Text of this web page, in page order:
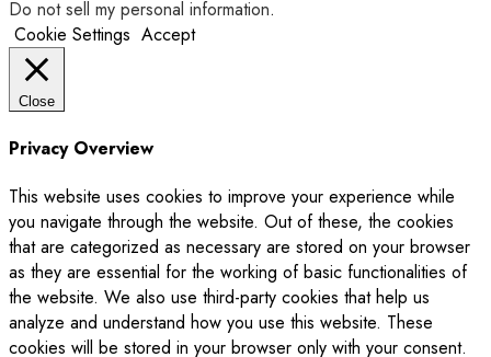
Do not sell my personal information.
Cookie Settings Accept
Close
Privacy Overview
This website uses cookies to improve your experience while
you navigate through the website. Out of these, the cookies
that are categorized as necessary are stored on your browser
as they are essential for the working of basic functionalities of
the website. We also use third-party cookies that help us
analyze and understand how you use this website. These
cookies will be stored in your browser only with your consent.